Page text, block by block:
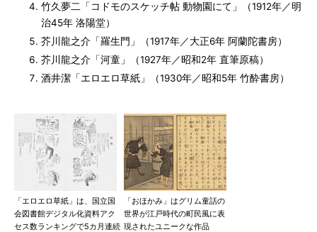
竹久夢二「コドモのスケッチ帖 動物園にて」（1912年／明
治45年 洛陽堂）
芥川龍之介「羅生門」（1917年／大正6年 阿蘭陀書房）
芥川龍之介「河童」（1927年／昭和2年 直筆原稿）
酒井潔「エロエロ草紙」（1930年／昭和5年 竹酔書房）
「エロエロ草紙」は、国立国
会図書館デジタル化資料アク
セス数ランキングで5カ月連続
「おほかみ」はグリム童話の
世界が江戸時代の町民風に表
現されたユニークな作品